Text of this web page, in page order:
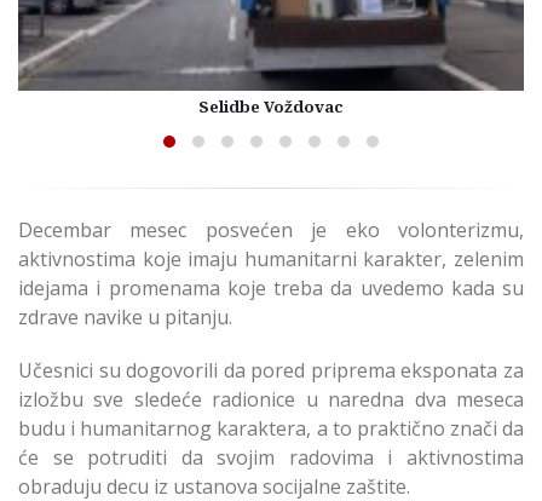
Selidbe Voždovac
Decembar mesec posvećen je eko volonterizmu,
aktivnostima koje imaju humanitarni karakter, zelenim
idejama i promenama koje treba da uvedemo kada su
zdrave navike u pitanju.
Učesnici su dogovorili da pored priprema eksponata za
izložbu sve sledeće radionice u naredna dva meseca
budu i humanitarnog karaktera, a to praktično znači da
će se potruditi da svojim radovima i aktivnostima
obraduju decu iz ustanova socijalne zaštite.